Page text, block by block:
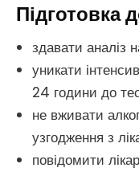
Підготовка
здавати аналіз
уникати
24 години до
не вживати
узгодження з
повідомити